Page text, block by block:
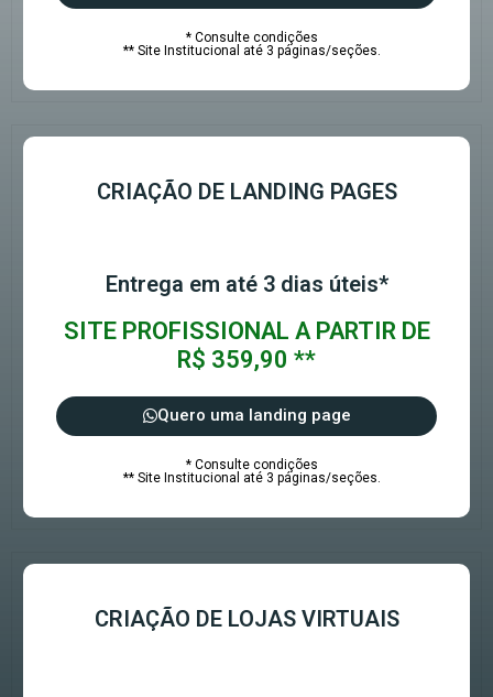
* Consulte condições
** Site Institucional até 3 páginas/seções.
CRIAÇÃO DE LANDING PAGES
Entrega em até 3 dias úteis*
SITE PROFISSIONAL A PARTIR DE
R$ 359,90 **
Quero uma landing page
* Consulte condições
** Site Institucional até 3 páginas/seções.
CRIAÇÃO DE LOJAS VIRTUAIS